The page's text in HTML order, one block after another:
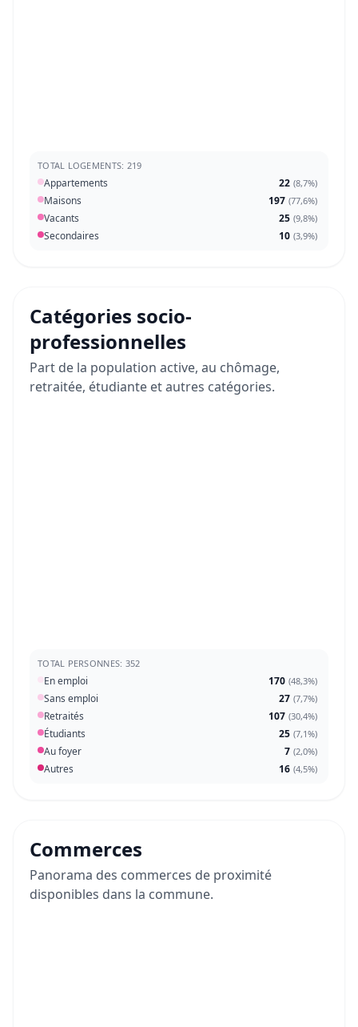
TOTAL LOGEMENTS: 219
Appartements 22 (8,7%)
Maisons 197 (77,6%)
Vacants 25 (9,8%)
Secondaires 10 (3,9%)
Catégories socio-
professionnelles
Part de la population active, au chômage,
retraitée, étudiante et autres catégories.
TOTAL PERSONNES: 352
En emploi 170 (48,3%)
Sans emploi 27 (7,7%)
Retraités 107 (30,4%)
Étudiants 25 (7,1%)
Au foyer 7 (2,0%)
Autres 16 (4,5%)
Commerces
Panorama des commerces de proximité
disponibles dans la commune.